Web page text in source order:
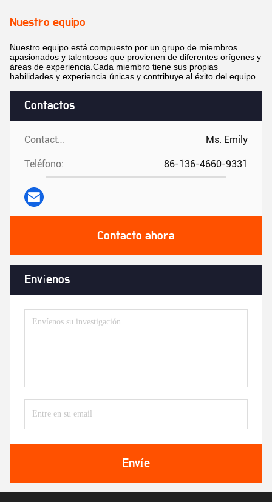
Contactos
Contactos: Ms. Emily
Teléfono: 86-136-4660-9331
Contacto ahora
Envíenos
Envíe
Nuestro equipo
Nuestro equipo está compuesto por un grupo de miembros
apasionados y talentosos que provienen de diferentes orígenes y
áreas de experiencia.Cada miembro tiene sus propias
habilidades y experiencia únicas y contribuye al éxito del equipo.